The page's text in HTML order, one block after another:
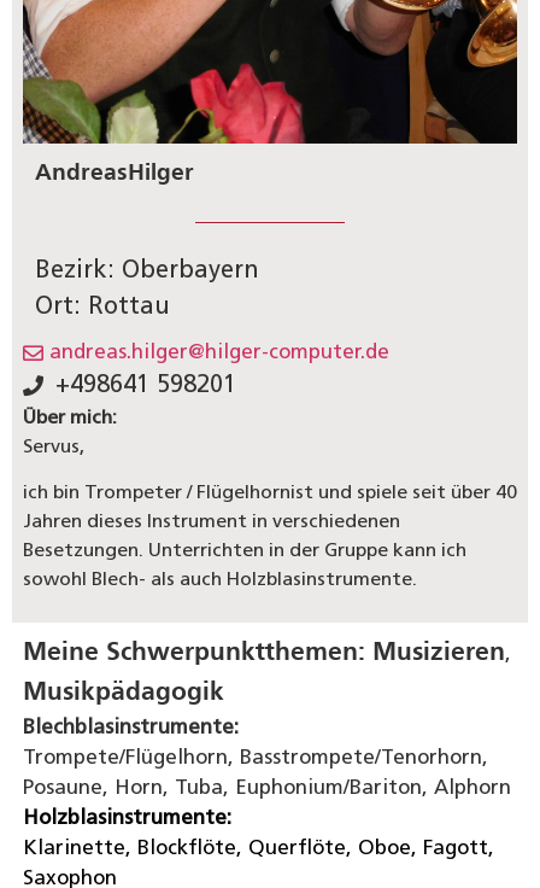
Andreas Hilger
Bezirk: Oberbayern
Ort: Rottau
andreas.hilger@hilger-computer.de
+498641 598201
Über mich:
Servus,
ich bin Trompeter / Flügelhornist und spiele seit über 40
Jahren dieses Instrument in verschiedenen
Besetzungen. Unterrichten in der Gruppe kann ich
sowohl Blech- als auch Holzblasinstrumente.
Meine Schwerpunktthemen: Musizieren,
Musikpädagogik
Blechblasinstrumente:
Trompete/Flügelhorn, Basstrompete/Tenorhorn,
Posaune, Horn, Tuba, Euphonium/Bariton, Alphorn
Holzblasinstrumente:
Klarinette, Blockflöte, Querflöte, Oboe, Fagott,
Saxophon